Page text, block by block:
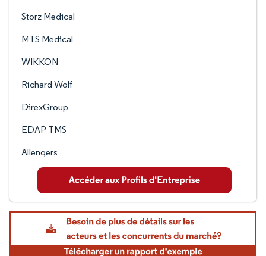
Storz Medical
MTS Medical
WIKKON
Richard Wolf
DirexGroup
EDAP TMS
Allengers